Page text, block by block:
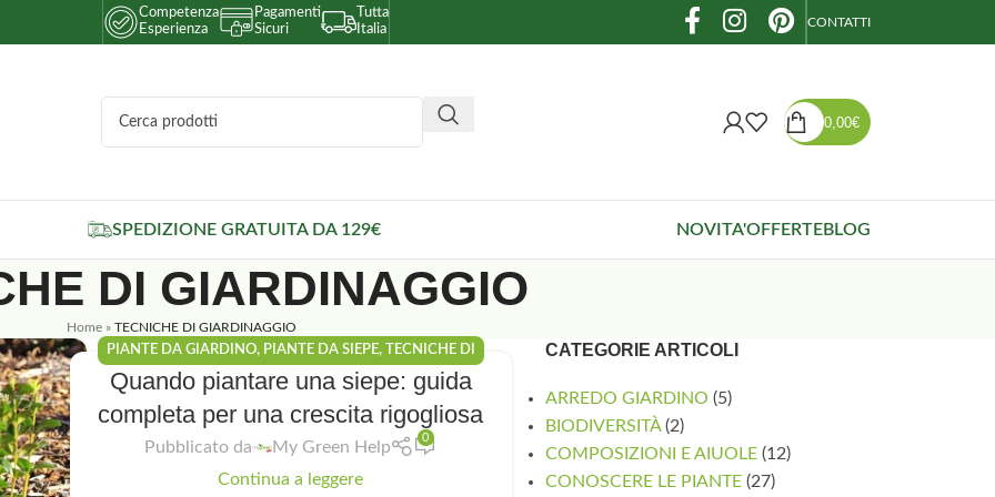
Competenza
Esperienza
Pagamenti
Sicuri
Tutta
Italia
CONTATTI
0,00€
SPEDIZIONE GRATUITA DA 129€ NOVITA'OFFERTEBLOG
DI GIARDINAGGIO
Home» TECNICHE DI GIARDINAGGIO
PIANTE DA GIARDINO, PIANTE DA SIEPE, TECNICHE DI
GIARDINAGGIO
Quando piantare una siepe: guida
completa per una crescita rigogliosa
Pubblicato da My Green Help
0
Continua a leggere
CATEGORIE ARTICOLI
ARREDO GIARDINO (5)
BIODIVERSITÀ(2)
COMPOSIZIONI E AIUOLE(12)
CONOSCERE LE PIANTE(27)